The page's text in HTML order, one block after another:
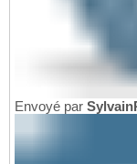
Envoyé par